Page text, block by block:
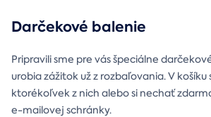
Darčekové balenie
Pripravili sme pre vás špeciálne
urobia zážitok už z rozbaľovania. V
ktorékoľvek z nich alebo si nechať
e-mailovej schránky.